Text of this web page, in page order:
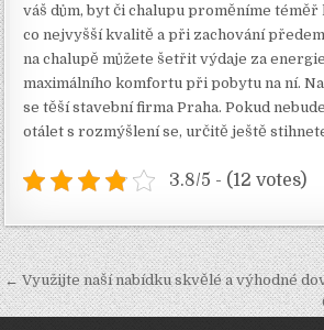
váš dům, byt či chalupu proměníme téměř
co nejvyšší kvalitě a při zachování
na chalupě můžete šetřit výdaje za
maximálního komfortu při pobytu na ní.
se těšístavební firma Praha. Pokud
otálet s rozmýšlení se, určitě ještě
3.8/5 - (12 votes)
Navigace
pro
← Využijte naší nabídku skvělé a výhodné